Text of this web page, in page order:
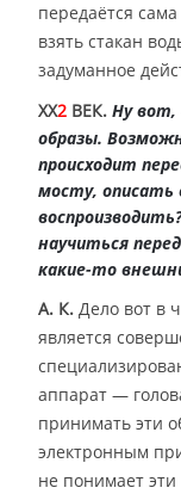
передаётся
взять стакан
задуманное
XX2 ВЕК. Ну вот,
образы.
происходит
мосту, описать
научиться
какие-то
А. К. Дело вот в
является
аппарат —
принимать эти
электронным
не понимает